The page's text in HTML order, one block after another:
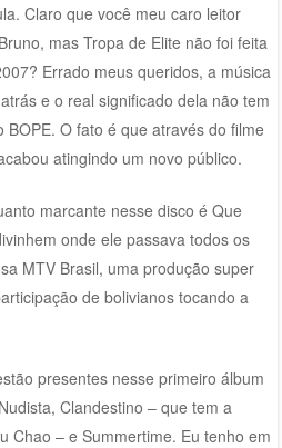
Claro que você meu caro leitor
mas Tropa de Elite não foi feita
Errado meus queridos, a música
e o real significado dela não tem
O fato é que através do filme
atingindo um novo público.
marcante nesse disco é Que
onde ele passava todos os
MTV Brasil, uma produção super
de bolivianos tocando a
presentes nesse primeiro álbum
Clandestino – que tem a
Chao – e Summertime. Eu tenho em